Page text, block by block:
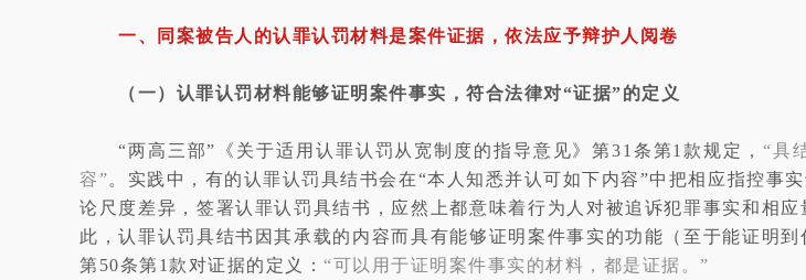
一、同案被告人的认罪认罚材料是案件证据，依法应予辩护人阅卷
（一）认罪认罚材料能够证明案件事实，符合法律对“证据”的定义
“两高三部”《关于适用认罪认罚从宽制度的指导意见》第31条第1款规定， “具
容”。实践中，有的认罪认罚具结书会在“本人知悉并认可如下内容”中把相应指控事
论尺度差异，签署认罪认罚具结书，应然上都意味着行为人对被追诉犯罪事实和相
此，认罪认罚具结书因其承载的内容而具有能够证明案件事实的功能（至于能证明
第50条第1款对证据的定义： “可以用于证明案件事实的材料，都是证据。”